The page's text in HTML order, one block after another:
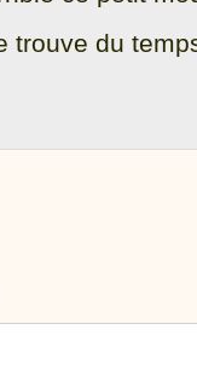
trouve du